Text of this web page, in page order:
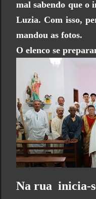
mal sabendo que o
Luzia. Com isso,
mandou as fotos.
O elenco se
Na rua inicia-